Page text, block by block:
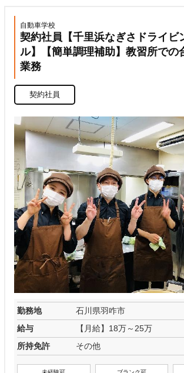
自動車学校
契約社員【千里浜なぎさドライビ
ル】【簡単調理補助】教習所での
業務
契約社員
勤務地
石川県羽咋市
給与
【月給】18万～25万
所持免許
その他